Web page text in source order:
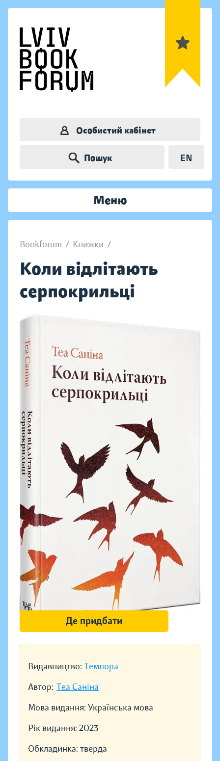
Особистий кабінет
Пошук EN
Меню
Bookforum / Книжки /
Коли відлітають
серпокрильці
Видавництво: Темпора
Автор: Теа Саніна
Мова видання: Українська мова
Рік видання: 2023
Обкладинка: тверда
Де придбати